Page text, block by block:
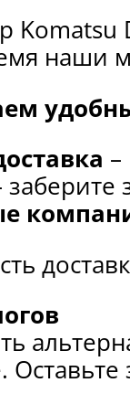
наши
заберите